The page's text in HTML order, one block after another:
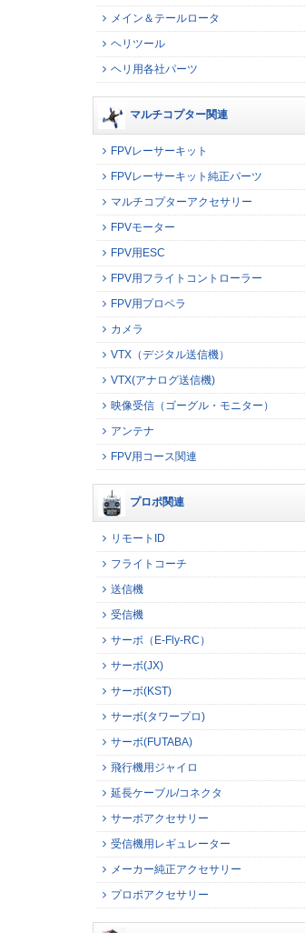
メイン＆テールロータ
ヘリツール
ヘリ用各社パーツ
マルチコプター関連
FPVレーサーキット
FPVレーサーキット純正パーツ
マルチコプターアクセサリー
FPVモーター
FPV用ESC
FPV用フライトコントローラー
FPV用プロペラ
カメラ
VTX（デジタル送信機）
VTX(アナログ送信機)
映像受信（ゴーグル・モニター）
アンテナ
FPV用コース関連
プロポ関連
リモートID
フライトコーチ
送信機
受信機
サーボ（E-Fly-RC）
サーボ(JX)
サーボ(KST)
サーボ(タワープロ)
サーボ(FUTABA)
飛行機用ジャイロ
延長ケーブル/コネクタ
サーボアクセサリー
受信機用レギュレーター
メーカー純正アクセサリー
プロポアクセサリー